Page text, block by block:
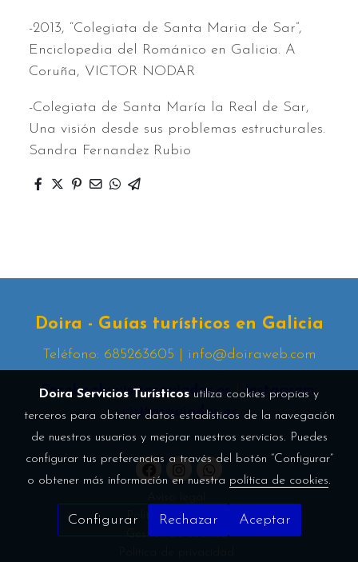
-2013, “Colegiata de Santa Maria de Sar”,
Enciclopedia del Románico en Galicia. A
Coruña, VICTOR NODAR
-Colegiata de Santa María la Real de Sar,
Una visión desde sus problemas estructurales.
Sandra Fernandez Rubio
Doira - Guías turísticos en Galicia
Teléfono: 685263605 | info@doiraweb.com
Facebook: visitasguiadas.es|Instagram:
visitasguiadas.es
Política de cookies
Gestión de cookies
Doira Servicios Turísticos utiliza cookies propias y
terceros para obtener datos estadísticos de la navegación
de nuestros usuarios y mejorar nuestros servicios. Puedes
configurar tus preferencias a través del botón “Configurar”
o obtener más información en nuestra política de cookies.
Configurar Rechazar Aceptar